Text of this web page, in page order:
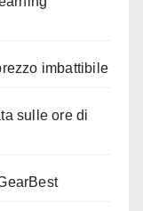
imbattibile
sulle ore di